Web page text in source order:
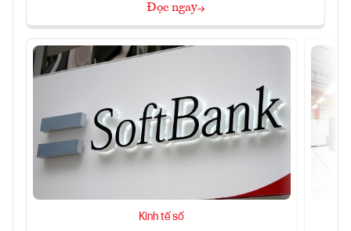
Đọc ngay
Kinh tế số